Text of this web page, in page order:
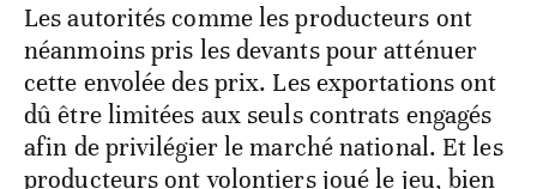
Les autorités comme les producteurs ont
néanmoins pris les devants pour atténuer
cette envolée des prix. Les exportations ont
dû être limitées aux seuls contrats engagés
afin de privilégier le marché national. Et les
producteurs ont volontiers joué le jeu, bien